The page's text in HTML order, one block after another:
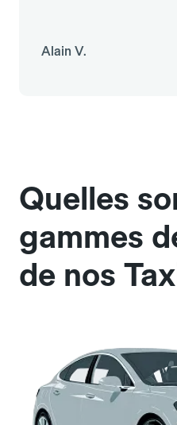
Alain V.
Quelles
gammes
de nos